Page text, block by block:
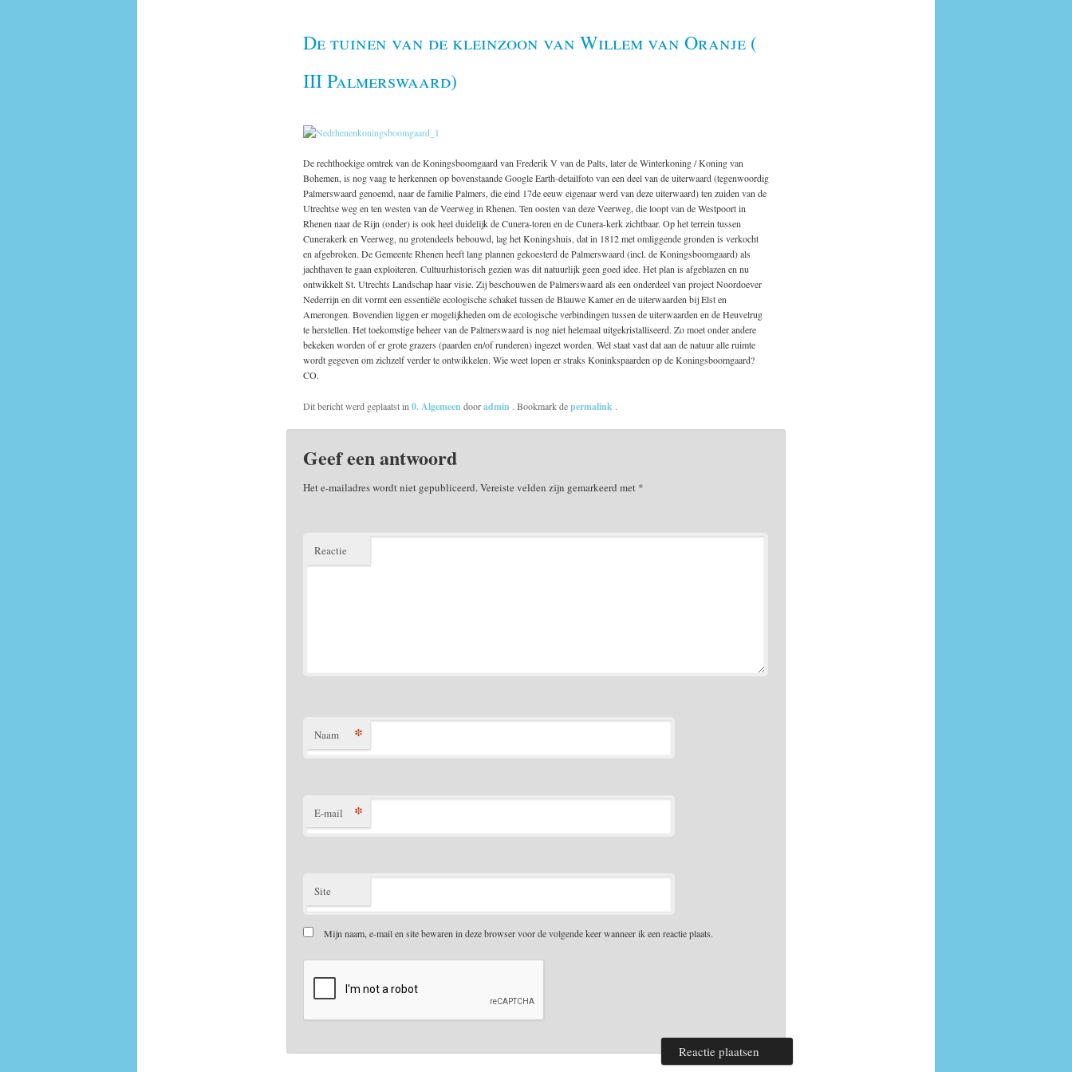
De tuinen van de kleinzoon van Willem van Oranje (
III Palmerswaard)
De rechthoekige omtrek van de Koningsboomgaard van Frederik V van de Palts, later de Winterkoning / Koning van
Bohemen, is nog vaag te herkennen op bovenstaande Google Earth-detailfoto van een deel van de uiterwaard (tegenwoordig
Palmerswaard genoemd, naar de familie Palmers, die eind 17de eeuw eigenaar werd van deze uiterwaard) ten zuiden van de
Utrechtse weg en ten westen van de Veerweg in Rhenen. Ten oosten van deze Veerweg, die loopt van de Westpoort in
Rhenen naar de Rijn (onder) is ook heel duidelijk de Cunera-toren en de Cunera-kerk zichtbaar. Op het terrein tussen
Cunerakerk en Veerweg, nu grotendeels bebouwd, lag het Koningshuis, dat in 1812 met omliggende gronden is verkocht
en afgebroken. De Gemeente Rhenen heeft lang plannen gekoesterd de Palmerswaard (incl. de Koningsboomgaard) als
jachthaven te gaan exploiteren. Cultuurhistorisch gezien was dit natuurlijk geen goed idee. Het plan is afgeblazen en nu
ontwikkelt St. Utrechts Landschap haar visie. Zij beschouwen de Palmerswaard als een onderdeel van project Noordoever
Nederrijn en dit vormt een essentiële ecologische schakel tussen de Blauwe Kamer en de uiterwaarden bij Elst en
Amerongen. Bovendien liggen er mogelijkheden om de ecologische verbindingen tussen de uiterwaarden en de Heuvelrug
te herstellen. Het toekomstige beheer van de Palmerswaard is nog niet helemaal uitgekristalliseerd. Zo moet onder andere
bekeken worden of er grote grazers (paarden en/of runderen) ingezet worden. Wel staat vast dat aan de natuur alle ruimte
wordt gegeven om zichzelf verder te ontwikkelen. Wie weet lopen er straks Koninkspaarden op de Koningsboomgaard?
CO.
Dit bericht werd geplaatst in 0. Algemeen dooradmin . Bookmark depermalink .
Geef een antwoord
Het e-mailadres wordt niet gepubliceerd.Vereiste velden zijn gemarkeerd met *
Reactie
Naam *
E-mail *
Site
Mijn naam, e-mail en site bewaren in deze browser voor de volgende keer wanneer ik een reactie plaats.